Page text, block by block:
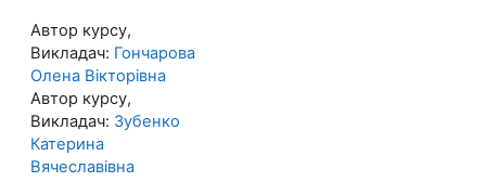
Автор курсу,
Викладач: Гончарова
Олена Вікторівна
Автор курсу,
Викладач: Зубенко
Катерина
Вячеславівна